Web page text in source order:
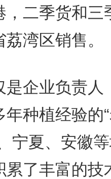
，二季货和三
湾区销售。
企业负责人
种植经验的
宁夏、安徽
累了丰富的技